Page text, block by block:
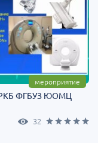
мероприятие
РКБ ФГБУЗ ЮОМЦ
32